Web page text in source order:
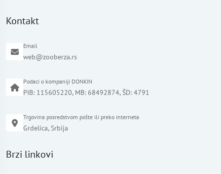
Kontakt
Email
web@zooberza.rs
Podaci o kompaniji DONKIN
PIB: 115605220, MB: 68492874, ŠD: 4791
Trgovina posredstvom pošte ili preko interneta
Grdelica, Srbija
Brzi linkovi